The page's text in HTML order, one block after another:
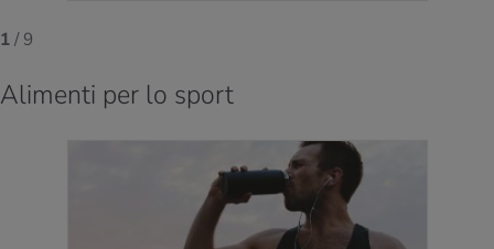
1/ 9
Alimenti per lo sport